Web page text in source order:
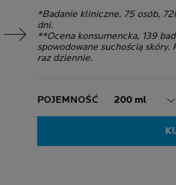
panel
*Badanie kliniczne, 75 osób,
dni.
**Ocena konsumencka, 139
spowodowane suchością
raz dziennie.
POJEMNOŚĆ Volume
200 ml